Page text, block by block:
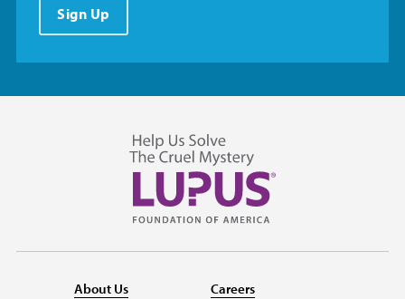
Sign Up
About Us Careers